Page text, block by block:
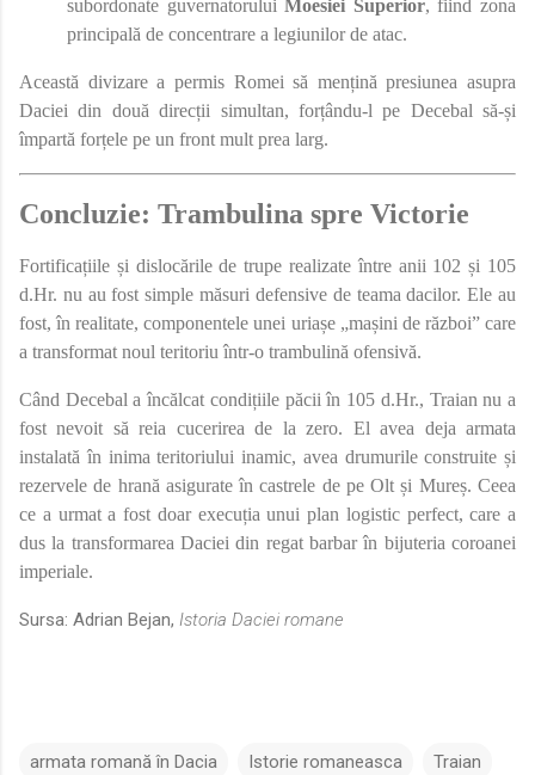
subordonate guvernatorului Moesiei Superior, fiind zona
principală de concentrare a legiunilor de atac.
Această divizare a permis Romei să mențină presiunea asupra
Daciei din două direcții simultan, forțându-l pe Decebal să-și
împartă forțele pe un front mult prea larg.
Concluzie: Trambulina spre Victorie
Fortificațiile și dislocările de trupe realizate între anii 102 și 105
d.Hr. nu au fost simple măsuri defensive de teama dacilor. Ele au
fost, în realitate, componentele unei uriașe „mașini de război” care
a transformat noul teritoriu într-o trambulină ofensivă.
Când Decebal a încălcat condițiile păcii în 105 d.Hr., Traian nu a
fost nevoit să reia cucerirea de la zero. El avea deja armata
instalată în inima teritoriului inamic, avea drumurile construite și
rezervele de hrană asigurate în castrele de pe Olt și Mureș. Ceea
ce a urmat a fost doar execuția unui plan logistic perfect, care a
dus la transformarea Daciei din regat barbar în bijuteria coroanei
imperiale.
Sursa: Adrian Bejan, Istoria Daciei romane
armata romană în Dacia Istorie romaneasca Traian